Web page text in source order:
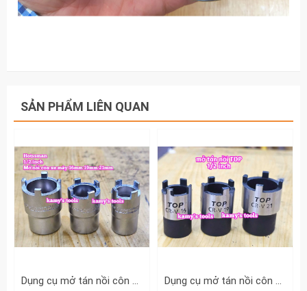
SẢN PHẨM LIÊN QUAN
Dụng cụ mở tán nồi côn xe gắn máy 1/2 inch Hotssman 16mm 19mm 21mm đầu tuýp đầu khẩu mở nồi côn Dụng cụ mở tán nồi côn xe gắn máy 1/2 inch TOP 16mm 19mm 21mm đầu tuýp đầu khẩu mở nồi côn